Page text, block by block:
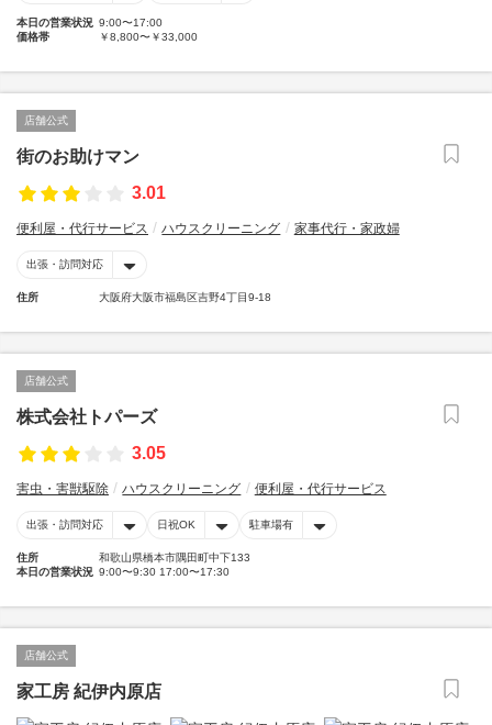
本日の営業状況 9:00〜17:00
価格帯
￥8,800〜￥33,000
店舗公式
街のお助けマン
3.01
便利屋・代行サービス ハウスクリーニング 家事代行・家政婦
出張・訪問対応
住所 大阪府大阪市福島区吉野4丁目9-18
店舗公式
株式会社トパーズ
3.05
害虫・害獣駆除 ハウスクリーニング 便利屋・代行サービス
出張・訪問対応 日祝OK 駐車場有
住所
和歌山県橋本市隅田町中下133
本日の営業状況 9:00〜9:30 17:00〜17:30
店舗公式
家工房 紀伊内原店